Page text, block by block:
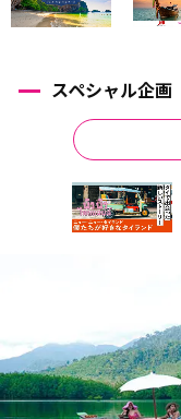
スペシャル企画